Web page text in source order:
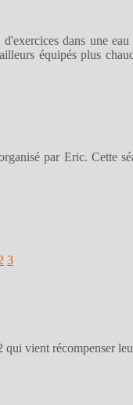
dans une
équipés plus
par Eric. Cette
3
vient récompenser